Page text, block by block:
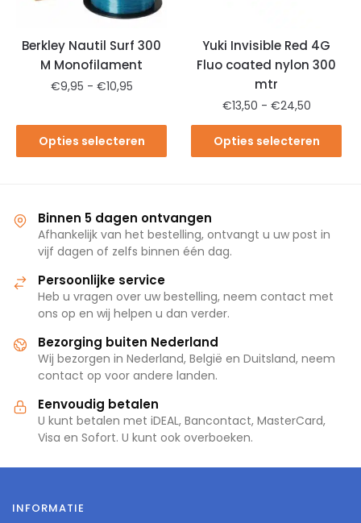
Berkley Nautil Surf 300
M Monofilament
€9,95 - €10,95
Opties selecteren
Yuki Invisible Red 4G
Fluo coated nylon 300
mtr
€13,50 - €24,50
Opties selecteren
Binnen 5 dagen ontvangen
Afhankelijk van het bestelling, ontvangt u uw post in
vijf dagen of zelfs binnen één dag.
Persoonlijke service
Heb u vragen over uw bestelling, neem contact met
ons op en wij helpen u dan verder.
Bezorging buiten Nederland
Wij bezorgen in Nederland, België en Duitsland, neem
contact op voor andere landen.
Eenvoudig betalen
U kunt betalen met iDEAL, Bancontact, MasterCard,
Visa en Sofort. U kunt ook overboeken.
INFORMATIE